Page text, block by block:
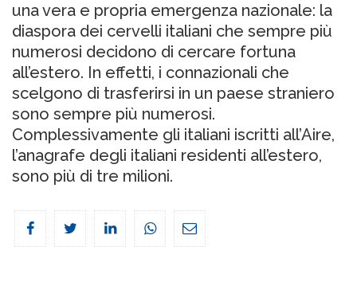
una vera e propria emergenza nazionale: la
diaspora dei cervelli italiani che sempre più
numerosi decidono di cercare fortuna
all’estero. In effetti, i connazionali che
scelgono di trasferirsi in un paese straniero
sono sempre più numerosi.
Complessivamente gli italiani iscritti all’Aire,
l’anagrafe degli italiani residenti all’estero,
sono più di tre milioni.